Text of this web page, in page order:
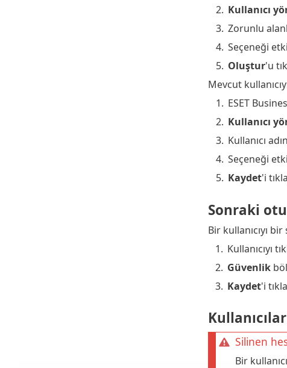
2. Kullanıcı
3. Zorunlu
4. Seçeneği
5. Oluştur'u
Mevcut
1. ESET
2. Kullanıcı
3. Kullanıcı
4. Seçeneği
5. Kaydet'i
Sonraki
Bir kullanıcıyı
1. Kullanıcıyı
2. Güvenlik
3. Kaydet'i
Silinen
Bir